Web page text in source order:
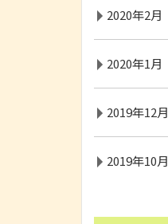
2020年2月
2020年1月
2019年12月
2019年10月